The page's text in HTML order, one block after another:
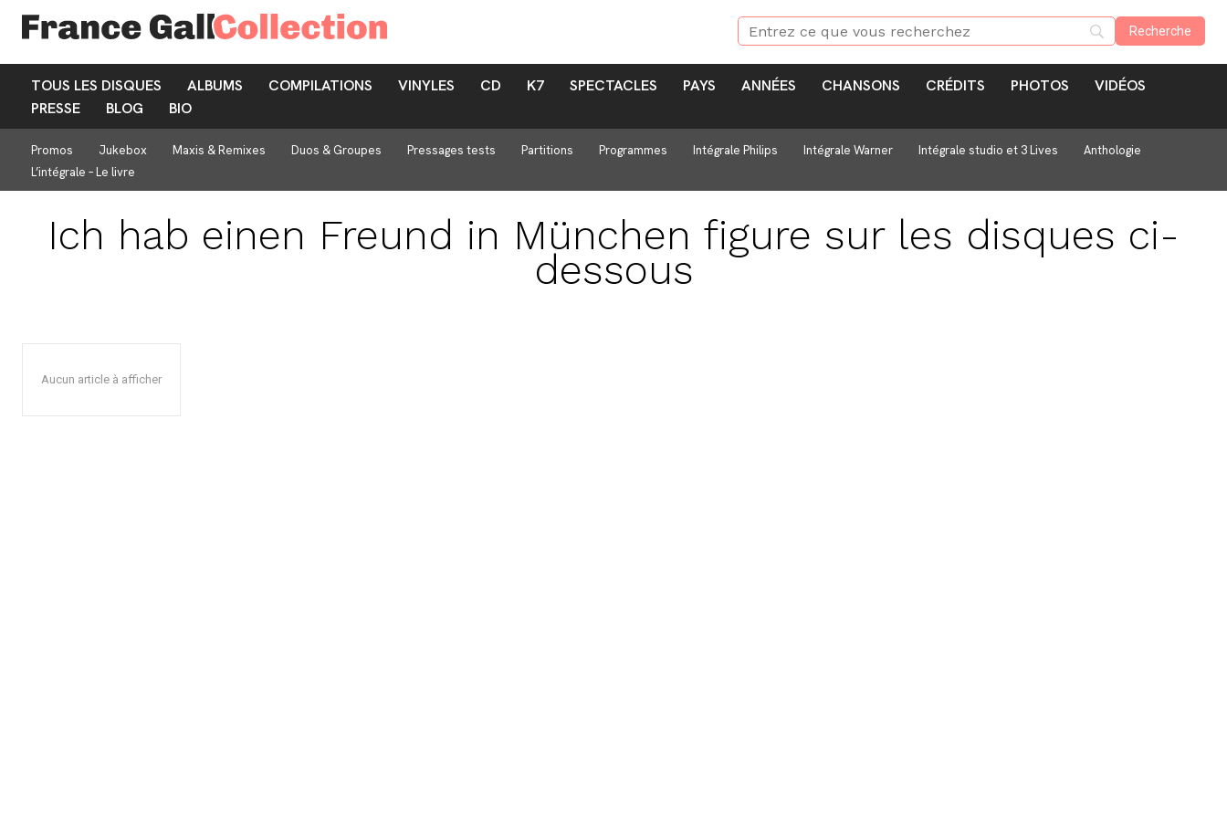
TOUS LES DISQUES ALBUMS COMPILATIONS VINYLES CD K7 SPECTACLES PAYS ANNÉES CHANSONS CRÉDITS PHOTOS
VIDÉOS
PRESSE
BLOG BIO
Promos Jukebox Maxis & Remixes Duos & Groupes Pressages tests Partitions Programmes Intégrale Philips Intégrale Warner Intégrale studio et 3 Lives
Anthologie
L’intégrale – Le livre
Ich hab einen Freund in München figure sur les disques ci-
dessous
Aucun article à afficher